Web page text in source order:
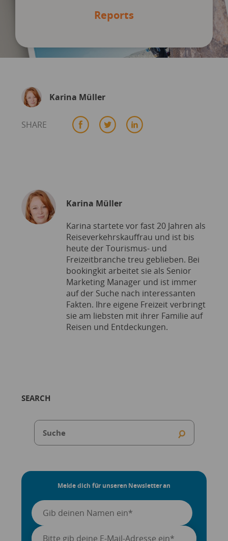
Reports
Karina Müller
SHARE
SEARCH
Melde dich für unseren Newsletter an
Karina Müller
Karina startete vor fast 20 Jahren als
Reiseverkehrskauffrau und ist bis
heute der Tourismus- und
Freizeitbranche treu geblieben. Bei
bookingkit arbeitet sie als Senior
Marketing Manager und ist immer
auf der Suche nach interessanten
Fakten. Ihre eigene Freizeit verbringt
sie am liebsten mit ihrer Familie auf
Reisen und Entdeckungen.